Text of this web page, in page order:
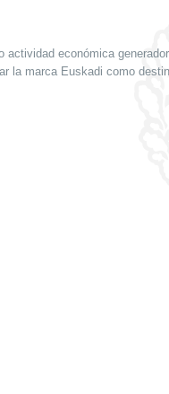
económica
la marca Euskadi como